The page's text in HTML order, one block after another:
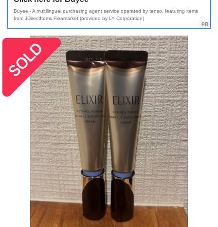
Buyee - A multilingual purchasing agent service operated by tenso, featuring items
from JDirectItems Fleamarket (provided by LY Corporation)